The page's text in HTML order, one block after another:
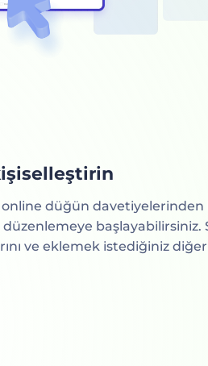
düğün davetiyelerinden
başlayabilirsiniz.
ve eklemek istediğiniz